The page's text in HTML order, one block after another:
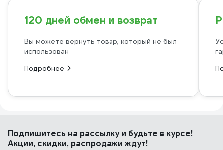
120 дней обмен и возврат
Вы можете вернуть товар, который не был
использован
Подробнее
Подпишитесь на рассылкуи будьте в курсе!
Акции, скидки, распродажи ждут!